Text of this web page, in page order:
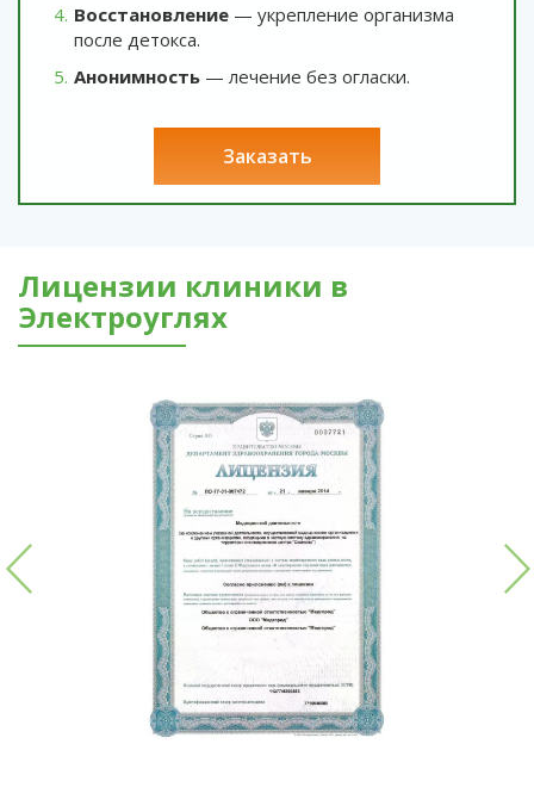
Восстановление — укрепление организма
после детокса.
Анонимность — лечение без огласки.
заказать
Лицензии клиники в
Электроуглях